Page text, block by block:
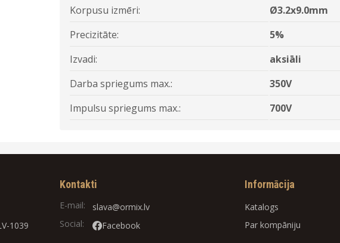
Korpusu izmēri:
Ø3.2x9.0mm
Precizitāte:
5%
Izvadi:
aksiāli
Darba spriegums max.:
350V
Impulsu spriegums max.:
700V
1039
Kontakti
E-mail:
slava@ormix.lv
Social:
Facebook
Informācija
Katalogs
Par kompāniju